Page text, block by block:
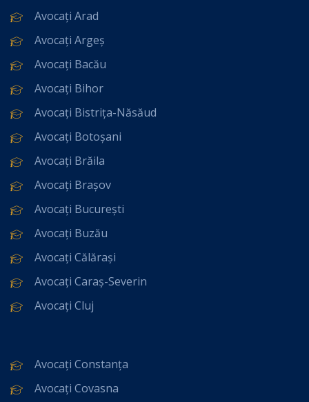
Avocați Arad
Avocați Argeș
Avocați Bacău
Avocați Bihor
Avocați Bistrița-Năsăud
Avocați Botoșani
Avocați Brăila
Avocați Brașov
Avocați București
Avocați Buzău
Avocați Călărași
Avocați Caraș-Severin
Avocați Cluj
Avocați Constanța
Avocați Covasna